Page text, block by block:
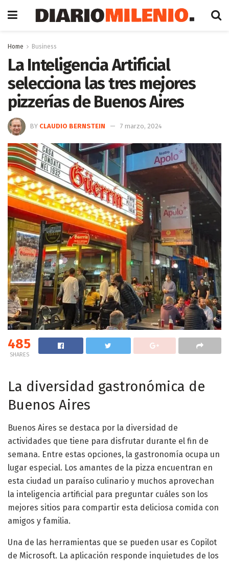
Home Business
La Inteligencia Artificial
selecciona las tres mejores
pizzerías de Buenos Aires
BY CLAUDIO BERNSTEIN 7 marzo, 2024
485
SHARES
La diversidad gastronómica de
Buenos Aires
Buenos Aires se destaca por la diversidad de
actividades que tiene para disfrutar durante el fin de
semana. Entre estas opciones, la gastronomía ocupa un
lugar especial. Los amantes de la pizza encuentran en
esta ciudad un paraíso culinario y muchos aprovechan
la inteligencia artificial para preguntar cuáles son los
mejores sitios para compartir esta deliciosa comida con
amigos y familia.
Una de las herramientas que se pueden usar es Copilot
de Microsoft. La aplicación responde inquietudes de los